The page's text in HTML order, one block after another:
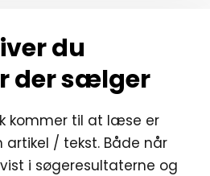
du
der sælger
kommer til at læse er
artikel / tekst. Både når
i søgeresultaterne og